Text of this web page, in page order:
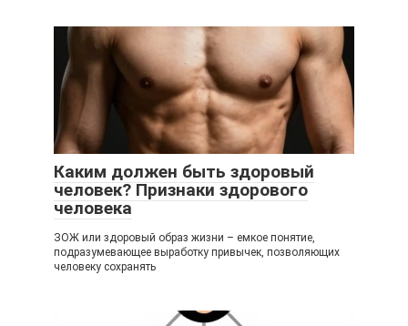
Каким должен быть здоровый
человек? Признаки здорового
человека
ЗОЖ или здоровый образ жизни – емкое понятие,
подразумевающее выработку привычек, позволяющих
человеку сохранять